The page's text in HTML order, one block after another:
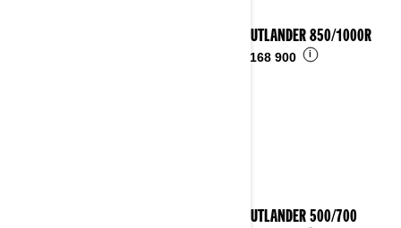
2025 OUTLANDER 850/1000R
kr 168 900 i
2025 OUTLANDER 500/700